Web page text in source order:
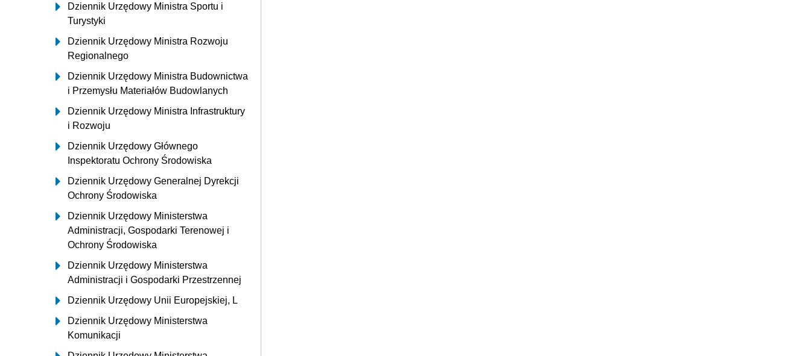
Dziennik Urzędowy Ministra Sportu i
Turystyki
Dziennik Urzędowy Ministra Rozwoju
Regionalnego
Dziennik Urzędowy Ministra Budownictwa
i Przemysłu Materiałów Budowlanych
Dziennik Urzędowy Ministra Infrastruktury
i Rozwoju
Dziennik Urzędowy Głównego
Inspektoratu Ochrony Środowiska
Dziennik Urzędowy Generalnej Dyrekcji
Ochrony Środowiska
Dziennik Urzędowy Ministerstwa
Administracji, Gospodarki Terenowej i
Ochrony Środowiska
Dziennik Urzędowy Ministerstwa
Administracji i Gospodarki Przestrzennej
Dziennik Urzędowy Unii Europejskiej, L
Dziennik Urzędowy Ministerstwa
Komunikacji